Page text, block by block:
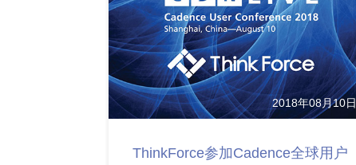
2018年08月10日
ThinkForce参加Cadence全球用户